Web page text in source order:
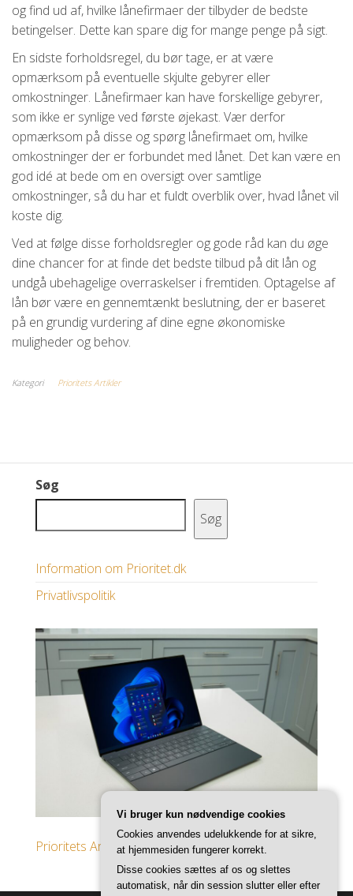
og find ud af, hvilke lånefirmaer der tilbyder de bedste
betingelser. Dette kan spare dig for mange penge på sigt.
En sidste forholdsregel, du bør tage, er at være
opmærksom på eventuelle skjulte gebyrer eller
omkostninger. Lånefirmaer kan have forskellige gebyrer,
som ikke er synlige ved første øjekast. Vær derfor
opmærksom på disse og spørg lånefirmaet om, hvilke
omkostninger der er forbundet med lånet. Det kan være en
god idé at bede om en oversigt over samtlige
omkostninger, så du har et fuldt overblik over, hvad lånet vil
koste dig.
Ved at følge disse forholdsregler og gode råd kan du øge
dine chancer for at finde det bedste tilbud på dit lån og
undgå ubehagelige overraskelser i fremtiden. Optagelse af
lån bør være en gennemtænkt beslutning, der er baseret
på en grundig vurdering af dine egne økonomiske
muligheder og behov.
Kategori Prioritets Artikler
Søg
Søg
Information om Prioritet.dk
Privatlivspolitik
Prioritets Artikler
Vi bruger kun nødvendige cookies
Cookies anvendes udelukkende for at sikre,
at hjemmesiden fungerer korrekt.
Disse cookies sættes af os og slettes
automatisk, når din session slutter eller efter